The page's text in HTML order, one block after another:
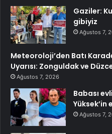
Gaziler:
gibiyiz
Ağustos 7,
Meteoroloji’den Batı
Uyarısı: Zonguldak ve
Ağustos 7, 2026
Babası
Ağustos 7,